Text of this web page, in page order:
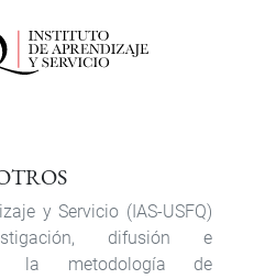
y Servicio (IAS-USFQ)
difusión e
la metodología de